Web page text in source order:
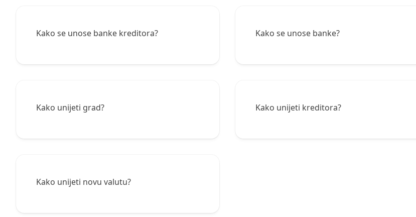
Kako se unose banke kreditora? Kako se unose banke?
Kako unijeti grad? Kako unijeti kreditora?
Kako unijeti novu valutu?